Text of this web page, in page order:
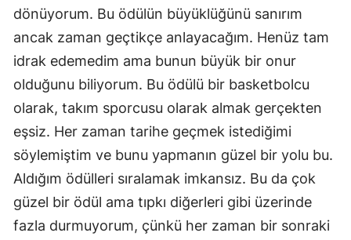
Kars
Kastamonu
Kayseri
Kırklareli
Kırşehir
Kocaeli
Konya
dönüyorum. Bu ödülün büyüklüğünü sanırım
ancak zaman geçtikçe anlayacağım. Henüz tam
idrak edemedim ama bunun büyük bir onur
olduğunu biliyorum. Bu ödülü bir basketbolcu
olarak, takım sporcusu olarak almak gerçekten
eşsiz. Her zaman tarihe geçmek istediğimi
söylemiştim ve bunu yapmanın güzel bir yolu bu.
Aldığım ödülleri sıralamak imkansız. Bu da çok
güzel bir ödül ama tıpkı diğerleri gibi üzerinde
fazla durmuyorum, çünkü her zaman bir sonraki